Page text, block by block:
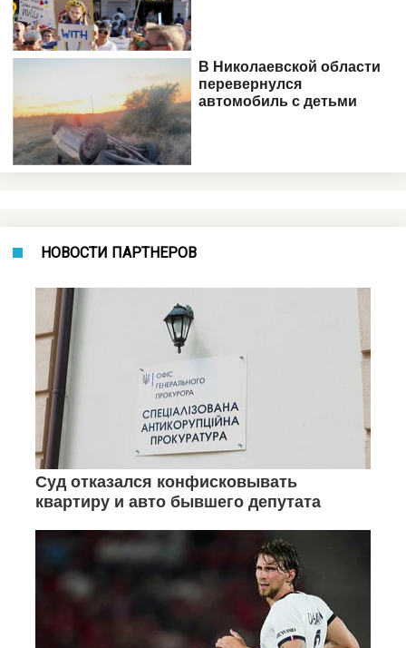
НОВОСТИ ПАРТНЕРОВ